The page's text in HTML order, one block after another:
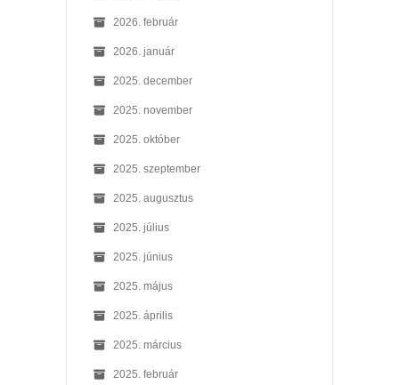
2026. február
2026. január
2025. december
2025. november
2025. október
2025. szeptember
2025. augusztus
2025. július
2025. június
2025. május
2025. április
2025. március
2025. február